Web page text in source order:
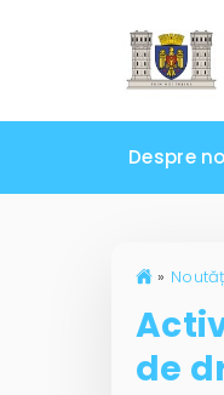
Despre
»
de